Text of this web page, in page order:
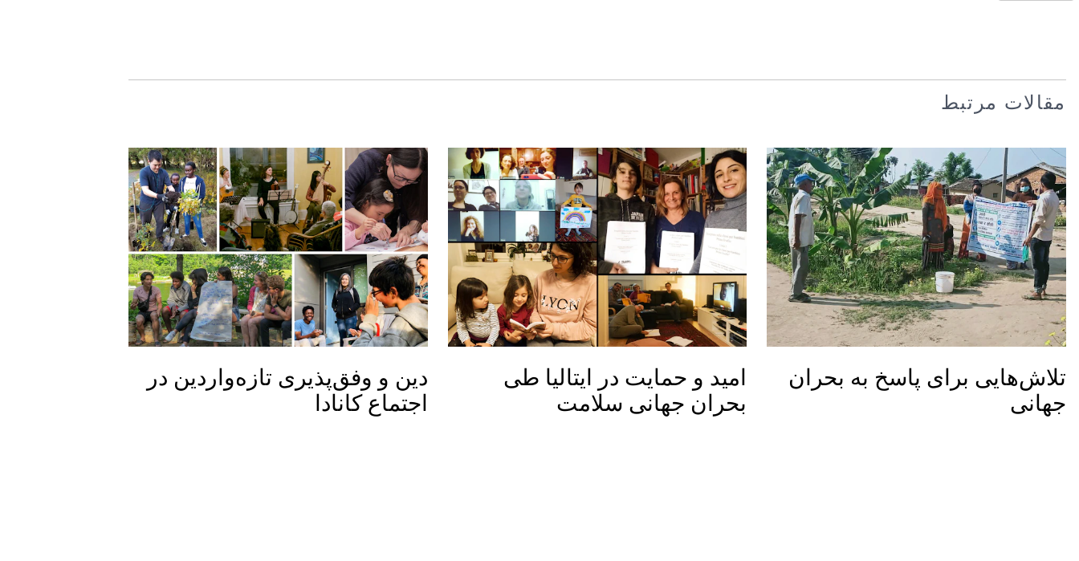
مقالات مرتبط
تلاش‌هایی برای پاسخ به بحران
جهانی
امید و حمایت در ایتالیا طی
بحران جهانی سلامت
دین و وفق‌پذیری تازه‌واردین در
اجتماع کانادا